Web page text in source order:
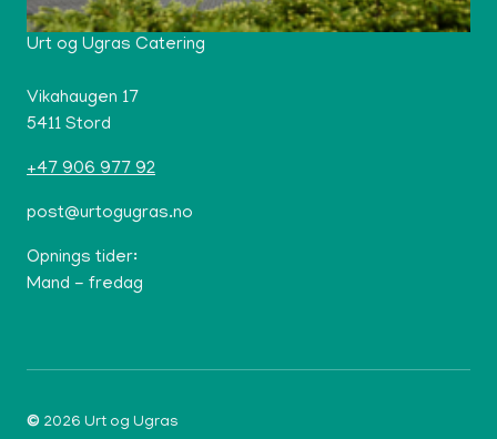
Urt og Ugras Catering
Vikahaugen 17
5411 Stord
+47 906 977 92
post@urtogugras.no
Opnings tider:
Mand - fredag
© 2026 Urt og Ugras